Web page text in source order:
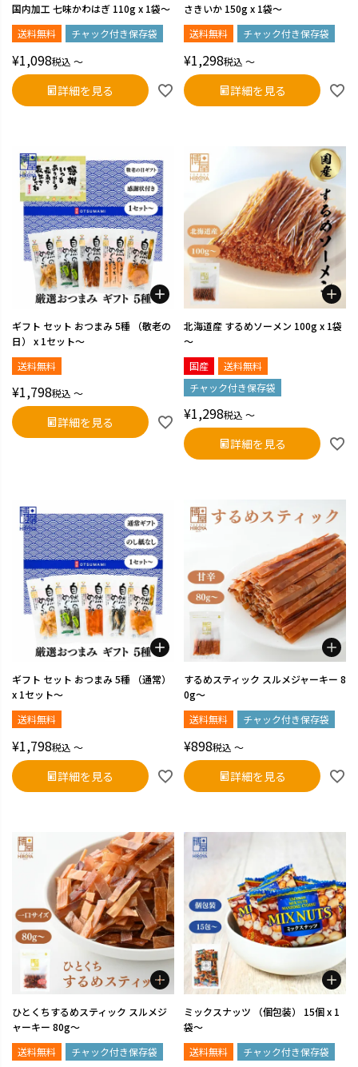
国内加工 七味かわはぎ 110g x 1袋～
送料無料
チャック付き保存袋
¥1,098税込 〜
詳細を見る
さきいか 150g x 1袋～
送料無料
チャック付き保存袋
¥1,298税込 〜
詳細を見る
ギフト セット おつまみ 5種 （敬老の
日） x 1セット～
送料無料
¥1,798税込 〜
詳細を見る
北海道産 するめソーメン 100g x 1袋
～
国産
送料無料
チャック付き保存袋
¥1,298税込 〜
詳細を見る
ギフト セット おつまみ 5種 （通常）
x 1セット～
送料無料
¥1,798税込 〜
詳細を見る
するめスティック スルメジャーキー 8
0g～
送料無料
チャック付き保存袋
¥898税込 〜
詳細を見る
ひとくちするめスティック スルメジ
ャーキー 80g～
送料無料
チャック付き保存袋
ミックスナッツ （個包装） 15個 x 1
袋～
送料無料
チャック付き保存袋